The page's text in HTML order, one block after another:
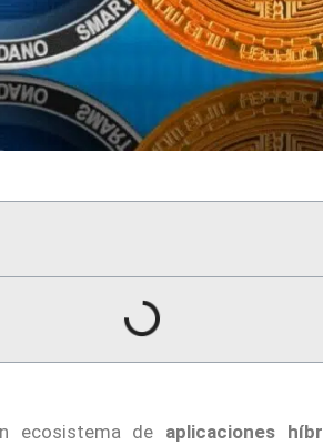
ecosistema de aplicaciones